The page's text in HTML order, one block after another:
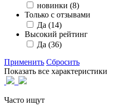
новинки (8)
Только с отзывами
Да (14)
Высокий рейтинг
Да (36)
Применить Сбросить
Показать все характеристики
Часто ищут